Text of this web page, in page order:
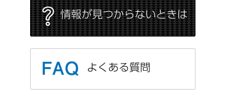
情報が見つからないときは
よくある質問